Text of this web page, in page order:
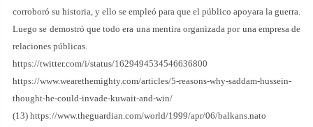
corroboró su historia, y ello se empleó para que el público apoyara la guerra.
Luego se demostró que todo era una mentira organizada por una empresa de
relaciones públicas.
https://twitter.com/i/status/1629494534546636800
https://www.wearethemighty.com/articles/5-reasons-why-saddam-hussein-
thought-he-could-invade-kuwait-and-win/
(13) https://www.theguardian.com/world/1999/apr/06/balkans.nato